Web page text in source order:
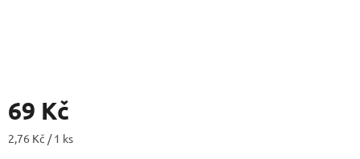
69 Kč
Měrná
2,76 Kč / 1 ks